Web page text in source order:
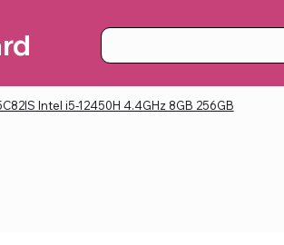
Intel i5-12450H 4.4GHz 8GB 256GB